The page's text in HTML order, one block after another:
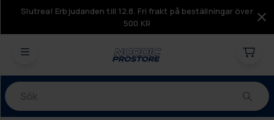
Slutrea! Erbjudanden till 12.8. Fri frakt på beställningar över
500 KR
Produkter